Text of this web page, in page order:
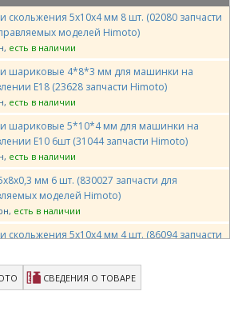
скольжения 5х10х4 мм 8 шт. (02080 запчасти
моделей Himoto)
есть в наличии
шариковые 4*8*3 мм для машинки на
E18 (23628 запчасти Himoto)
есть в наличии
шариковые 5*10*4 мм для машинки на
E10 6шт (31044 запчасти Himoto)
есть в наличии
мм 6 шт. (830027 запчасти для
моделей Himoto)
есть в наличии
скольжения 5х10х4 мм 4 шт. (86094 запчасти
есть в наличии
мм для двигателя нитро GO .21 .28 (B-607
радиоуправляемых моделей Himoto)
СВЕДЕНИЯ О ТОВАРЕ